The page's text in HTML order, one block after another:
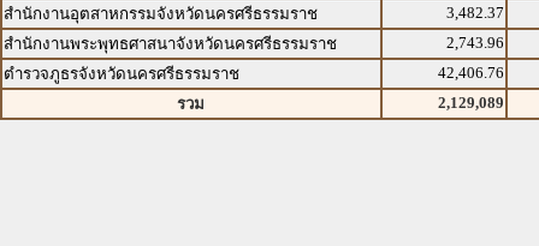
สำนักงานอุตสาหกรรมจังหวัดนครศรีธรรมราช
3,482.37
สำนักงานพระพุทธศาสนาจังหวัดนครศรีธรรมราช
2,743.96
ตำรวจภูธรจังหวัดนครศรีธรรมราช
42,406.76
รวม
2,129,089